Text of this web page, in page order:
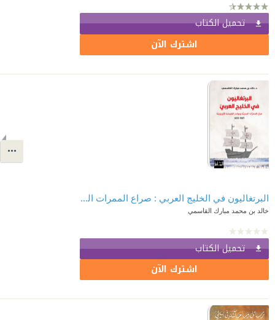
تحميل الكتاب
اشترك الآن
البرتغاليون في الخليج العربي : صراع الممرات البحرية وبوادر الهيمنة الأوروبية 1507 - 1622
خالد بن محمد مبارك القاسمي
تحميل الكتاب
اشترك الآن